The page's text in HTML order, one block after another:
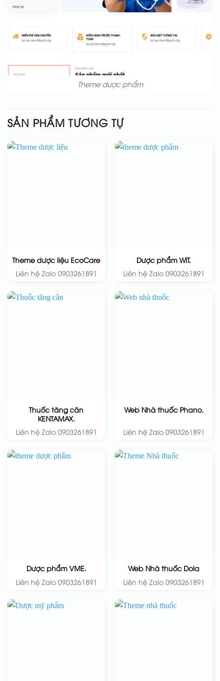
Theme dược phẩm
SẢN PHẨM TƯƠNG TỰ
Theme dược liệu EcoCare
Liên hệ Zalo 0903261891
Dược phẩm WIT.
Liên hệ Zalo 0903261891
Thuốc tăng cân
KENTAMAX.
Liên hệ Zalo 0903261891
Web Nhà thuốc Phano.
Liên hệ Zalo 0903261891
Dược phẩm VME.
Liên hệ Zalo 0903261891
Web Nhà thuốc Dola
Liên hệ Zalo 0903261891